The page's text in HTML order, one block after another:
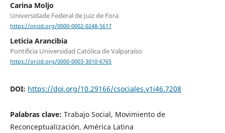
Carina Moljo
Universidade Federal de Juiz de Fora
https://orcid.org/0000-0002-0248-5617
Leticia Arancibia
Pontificia Universidad Católica de Valparaíso
https://orcid.org/0000-0003-3010-6765
DOI: https://doi.org/10.29166/csociales.v1i46.7208
Palabras clave: Trabajo Social, Movimiento de
Reconceptualización, América Latina